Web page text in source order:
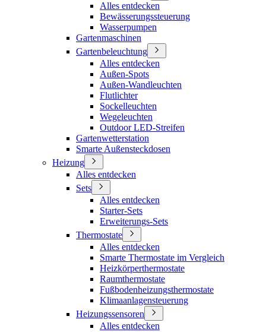
Alles entdecken
Bewässerungssteuerung
Wasserpumpen
Gartenmaschinen
Gartenbeleuchtung
Alles entdecken
Außen-Spots
Außen-Wandleuchten
Flutlichter
Sockelleuchten
Wegeleuchten
Outdoor LED-Streifen
Gartenwetterstation
Smarte Außensteckdosen
Heizung
Alles entdecken
Sets
Alles entdecken
Starter-Sets
Erweiterungs-Sets
Thermostate
Alles entdecken
Smarte Thermostate im Vergleich
Heizkörperthermostate
Raumthermostate
Fußbodenheizungsthermostate
Klimaanlagensteuerung
Heizungssensoren
Alles entdecken